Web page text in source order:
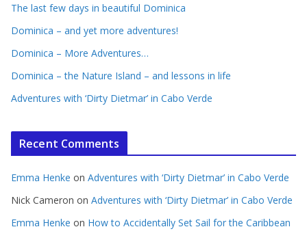
The last few days in beautiful Dominica
Dominica – and yet more adventures!
Dominica – More Adventures…
Dominica – the Nature Island – and lessons in life
Adventures with ‘Dirty Dietmar’ in Cabo Verde
Recent Comments
Emma Henke on Adventures with ‘Dirty Dietmar’ in Cabo Verde
Nick Cameron on Adventures with ‘Dirty Dietmar’ in Cabo Verde
Emma Henke on How to Accidentally Set Sail for the Caribbean